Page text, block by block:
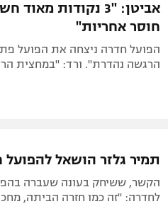
אביטן: "3 נקודות
חוסר אחריות"
הפועל חדרה ניצחה את הפועל
הרגשה נהדרת". ורד: "במחצית הראשונה החמצנו
תמיר גלזר הושאל
הקשר, ששיחק בעונה שעברה
לחדרה: "זה כמו חזרה הביתה,